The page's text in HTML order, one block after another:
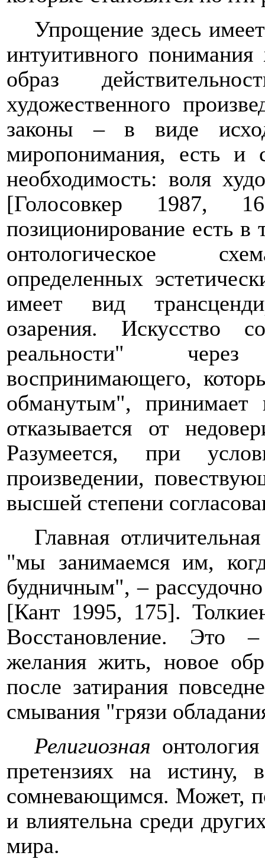
Упрощение здесь
интуитивного
образ
художественного
законы – в виде
миропонимания, есть и
необходимость: воля
[Голосовкер 1987,
позиционирование есть
онтологическое
определенных
имеет вид
озарения. Искусство
реальности"
воспринимающего,
обманутым", принимает
отказывается от
Разумеется, при
произведении,
высшей степени
Главная
"мы занимаемся им,
будничным", –
[Кант 1995, 175].
Восстановление. Это
желания жить, новое
после затирания
смывания "грязи
Религиозная
претензиях на истину,
сомневающимся. Может,
и влиятельна среди
мира.